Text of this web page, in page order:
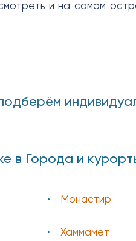
и на самом
в Города и
Монастир
Хаммамет